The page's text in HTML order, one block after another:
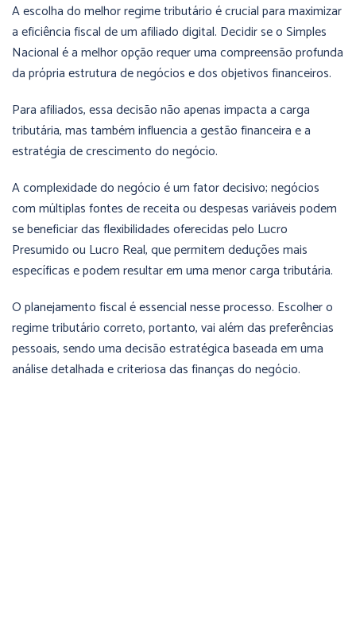
A escolha do melhor regime tributário é crucial para maximizar
a eficiência fiscal de um afiliado digital. Decidir se o Simples
Nacional é a melhor opção requer uma compreensão profunda
da própria estrutura de negócios e dos objetivos financeiros.
Para afiliados, essa decisão não apenas impacta a carga
tributária, mas também influencia a gestão financeira e a
estratégia de crescimento do negócio.
A complexidade do negócio é um fator decisivo; negócios
com múltiplas fontes de receita ou despesas variáveis podem
se beneficiar das flexibilidades oferecidas pelo Lucro
Presumido ou Lucro Real, que permitem deduções mais
específicas e podem resultar em uma menor carga tributária.
O planejamento fiscal é essencial nesse processo. Escolher o
regime tributário correto, portanto, vai além das preferências
pessoais, sendo uma decisão estratégica baseada em uma
análise detalhada e criteriosa das finanças do negócio.